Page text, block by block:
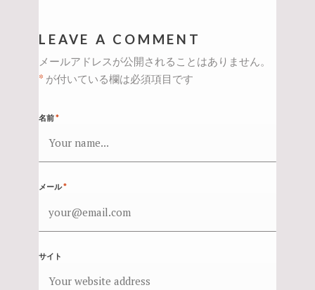
ョ
ン
LEAVE A COMMENT
メールアドレスが公開されることはありません。
* が付いている欄は必須項目です
名前*
メール*
サイト